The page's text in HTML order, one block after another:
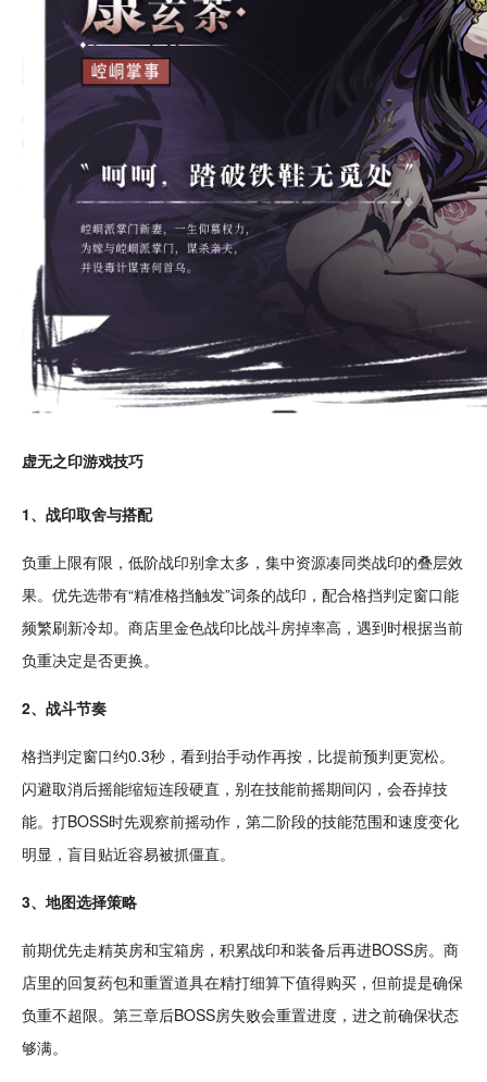
虚无之印游戏技巧
1、战印取舍与搭配
负重上限有限，低阶战印别拿太多，集中资源凑同类战印的叠层效
果。优先选带有“精准格挡触发”词条的战印， 配合格挡判定窗口能
频繁刷新冷却。商店里金色战印比战斗房掉率高，遇到时根据当前
负重决定是否更换。
2、战斗节奏
格挡判定窗口约0.3秒，看到抬手动作再按，比提前预判更宽松。
闪避取消后摇能缩短连段硬直，别在技能前摇期间闪，会吞掉技
能。打BOSS时先观察前摇动作，第二阶段的技能范围和速度变化
明显，盲目贴近容易被抓僵直。
3、地图选择策略
前期优先走精英房和宝箱房，积累战印和装备后再进BOSS房。商
店里的回复药包和重置道具在精打细算下值得购买，但前提是确保
负重不超限。第三章后BOSS房失败会重置进度，进之前确保状态
够满。